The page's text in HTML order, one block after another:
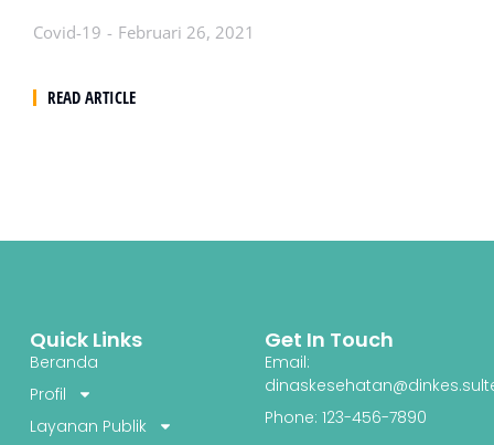
Covid-19 Februari 26, 2021
READ ARTICLE
Quick Links
Beranda
Profil
Layanan Publik
Get In Touch
Email:
Phone: 123-456-7890